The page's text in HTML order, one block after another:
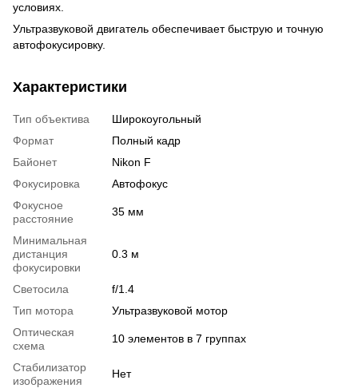
условиях.
Ультразвуковой двигатель обеспечивает быструю и точную
автофокусировку.
Характеристики
Тип объектива
Широкоугольный
Формат
Полный кадр
Байонет
Nikon F
Фокусировка
Автофокус
Фокусное
расстояние
35 мм
Минимальная
дистанция
фокусировки
0.3 м
Светосила
f/1.4
Тип мотора
Ультразвуковой мотор
Оптическая
схема
10 элементов в 7 группах
Стабилизатор
изображения
Нет